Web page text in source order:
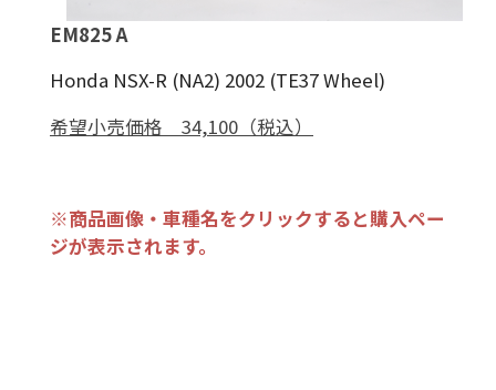
EM825 A
Honda NSX-R (NA2) 2002 (TE37 Wheel)
希望小売価格 34,100（税込）
※商品画像・車種名をクリックすると購入ペー
ジが表示されます。